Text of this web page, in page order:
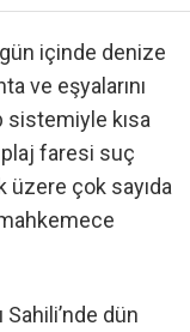
gün içinde denize
ve eşyalarını
sistemiyle kısa
faresi suç
üzere çok sayıda
mahkemece
dün